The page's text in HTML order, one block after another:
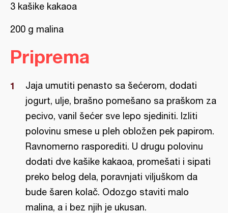
3 kašike kakaoa
200 g malina
Priprema
Jaja umutiti penasto sa šećerom, dodati
jogurt, ulje, brašno pomešano sa praškom za
pecivo, vanil šećer sve lepo sjediniti. Izliti
polovinu smese u pleh obložen pek papirom.
Ravnomerno rasporediti. U drugu polovinu
dodati dve kašike kakaoa, promešati i sipati
preko belog dela, poravnjati viljuškom da
bude šaren kolač. Odozgo staviti malo
malina, a i bez njih je ukusan.